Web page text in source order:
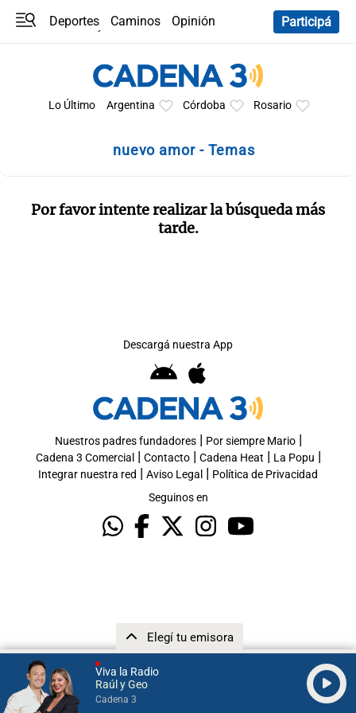
Viva la Radio
Raúl y Geo
Cadena 3
Elegí tu emisora
Deportes Caminos
Opinión
Participá
Lo Último Argentina Córdoba Rosario
nuevo amor - Temas
Por favor intente realizar la búsqueda más
tarde.
Descargá nuestra App
Nuestros padres fundadores| Por siempre Mario|
Cadena 3 Comercial | Contacto| Cadena Heat | La Popu |
Integrar nuestra red | Aviso Legal | Política de Privacidad
Seguinos en